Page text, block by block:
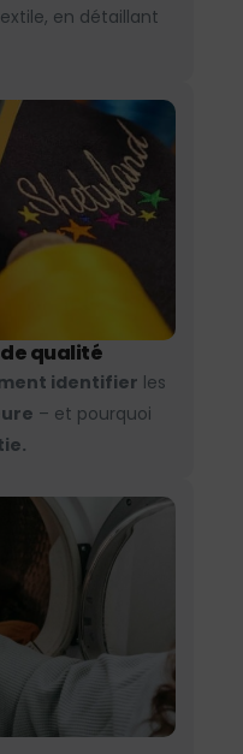
en détaillant
qualité
identifier les
– et pourquoi